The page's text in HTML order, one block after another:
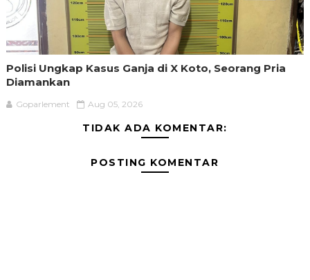
Polisi Ungkap Kasus Ganja di X Koto, Seorang Pria
Diamankan
Goparlement Aug 05, 2026
TIDAK ADA KOMENTAR:
POSTING KOMENTAR